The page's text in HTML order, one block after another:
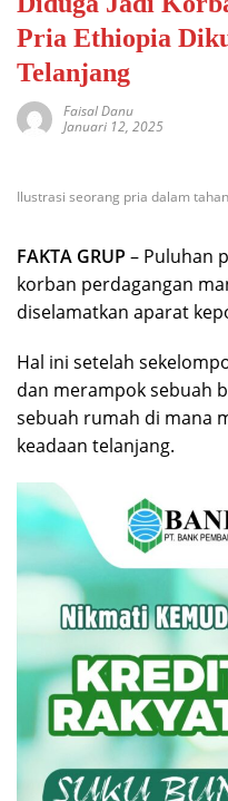
Pria Ethiopia
Telanjang
Faisal Danu
Januari 12, 2025
Ilustrasi seorang pria dalam
FAKTA GRUP – Puluhan
korban perdagangan
diselamatkan aparat
Hal ini setelah
dan merampok sebuah
sebuah rumah di mana
keadaan telanjang.